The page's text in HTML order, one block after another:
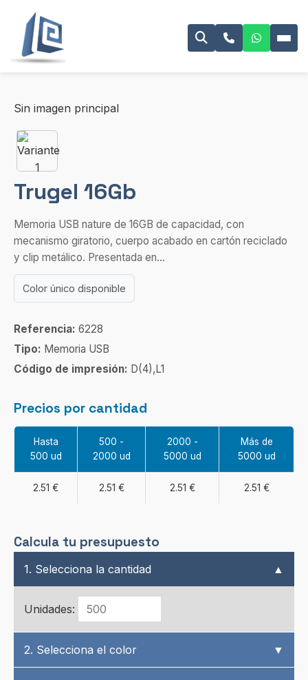
Sin imagen principal
Trugel 16Gb
Memoria USB nature de 16GB de capacidad, con
mecanismo giratorio, cuerpo acabado en cartón reciclado
y clip metálico. Presentada en...
Color único disponible
Referencia: 6228
Tipo: Memoria USB
Código de impresión: D(4),L1
Precios por cantidad
Hasta
500 ud
500 -
2000 ud
2000 -
5000 ud
Más de
5000 ud
2.51 € 2.51 € 2.51 € 2.51 €
Calcula tu presupuesto
1. Selecciona la cantidad ▲
Unidades:
2. Selecciona el color ▼